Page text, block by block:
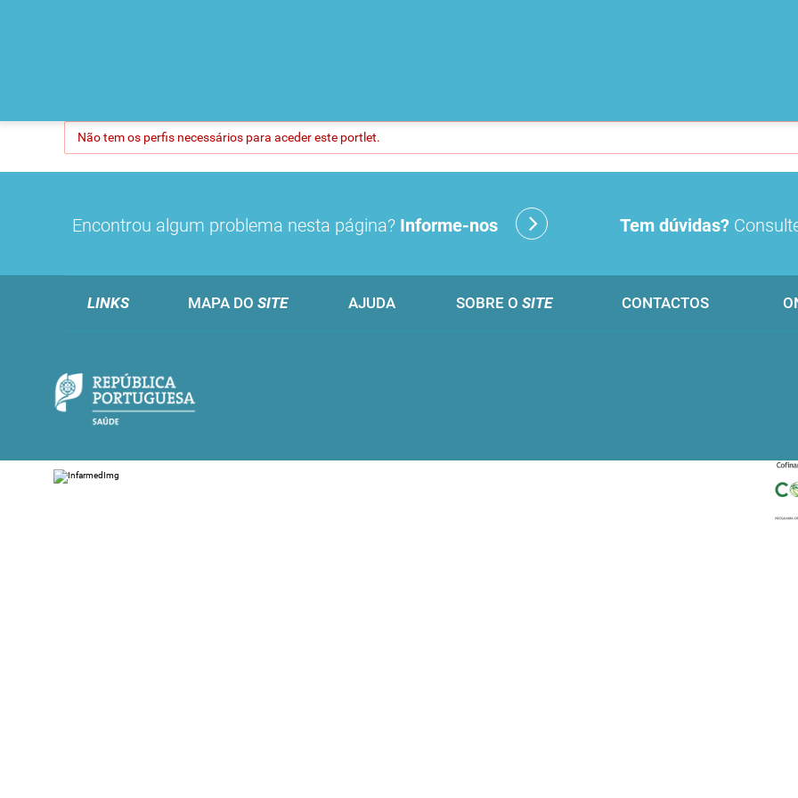
Não tem os perfis necessários para aceder este portlet.
Encontrou algum problema nesta página? Informe-nos Tem dúvidas?
LINKS MAPA DO SITE AJUDA SOBRE O SITE CONTACTOS